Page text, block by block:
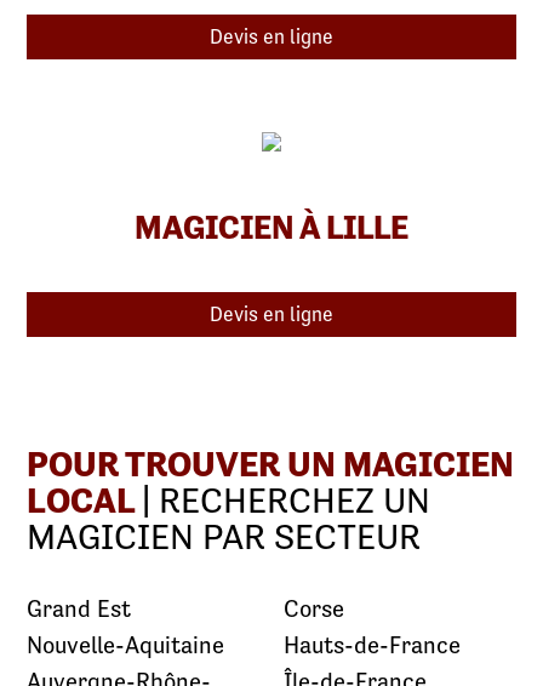
Devis en ligne
MAGICIEN À LILLE
Devis en ligne
POUR TROUVER UN MAGICIEN
LOCAL | RECHERCHEZ UN
MAGICIEN PAR SECTEUR
Grand Est
Nouvelle-Aquitaine
Corse
Hauts-de-France